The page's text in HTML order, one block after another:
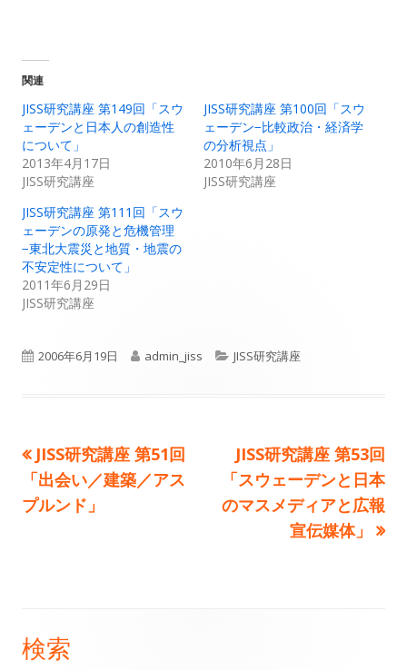
関連
JISS研究講座 第149回「スウ
ェーデンと日本人の創造性
について」
2013年4月17日
JISS研究講座
JISS研究講座 第100回「スウ
ェーデン−比較政治・経済学
の分析視点」
2010年6月28日
JISS研究講座
JISS研究講座 第111回「スウ
ェーデンの原発と危機管理
−東北大震災と地質・地震の
不安定性について」
2011年6月29日
JISS研究講座
公
2006年6月19日
作
admin_jiss
カ
リ
ー
JISS研究講座
投
稿
ー
前
の
記
JISS研究講座 第51回
「出会い／建築／アス
プルンド」
次
の
記
JISS研究講座 第53回
「スウェーデンと日本
のマスメディアと広報
宣伝媒体」
メ
検索